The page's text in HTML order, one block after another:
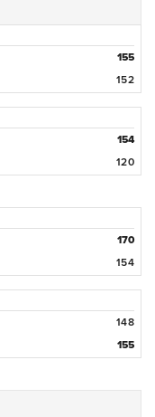
155
152
154
120
170
154
148
155